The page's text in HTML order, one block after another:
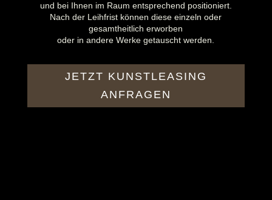
und bei Ihnen im Raum entsprechend positioniert.
Nach der Leihfrist können diese einzeln oder
gesamtheitlich erworben
oder in andere Werke getauscht werden.
JETZT KUNSTLEASING
ANFRAGEN